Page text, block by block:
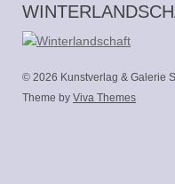
© 2026 Kunstverlag & Galerie
Theme by Viva Themes